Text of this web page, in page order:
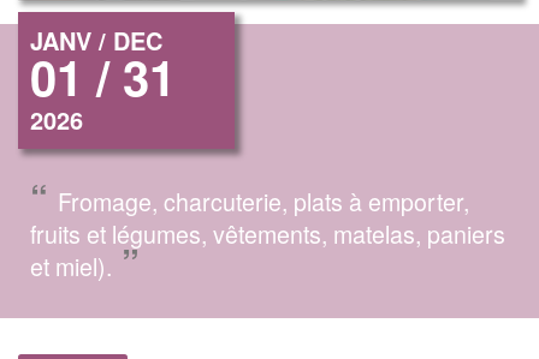
JANV / DEC
01 / 31
2026
“ Fromage, charcuterie, plats à emporter,
fruits et légumes, vêtements, matelas, paniers
et miel). ”